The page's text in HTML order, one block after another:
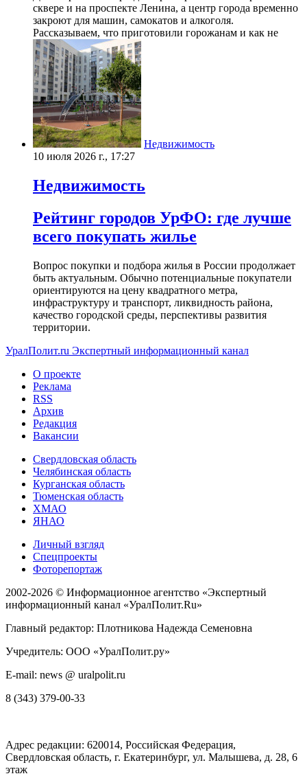
сквере и на проспекте Ленина, а центр города временно
закроют для машин, самокатов и алкоголя.
Рассказываем, что приготовили горожанам и как не
Недвижимость
10 июля 2026 г., 17:27
Недвижимость
Рейтинг городов УрФО: где лучше
всего покупать жилье
Вопрос покупки и подбора жилья в России продолжает
быть актуальным. Обычно потенциальные покупатели
ориентируются на цену квадратного метра,
инфраструктуру и транспорт, ликвидность района,
качество городской среды, перспективы развития
территории.
УралПолит.ru Экспертный информационный канал
О проекте
Реклама
RSS
Архив
Редакция
Вакансии
Свердловская область
Челябинская область
Курганская область
Тюменская область
ХМАО
ЯНАО
Личный взгляд
Спецпроекты
Фоторепортаж
2002-2026 © Информационное агентство «Экспертный
информационный канал «УралПолит.Ru»
Главный редактор: Плотникова Надежда Семеновна
Учредитель: ООО «УралПолит.ру»
E-mail: news @ uralpolit.ru
8 (343) 379-00-33
Адрес редакции: 620014, Российская Федерация,
Свердловская область, г. Екатеринбург, ул. Малышева, д. 28, 6
этаж